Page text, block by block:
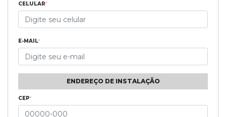
CELULAR*
E-MAIL*
ENDEREÇO DE INSTALAÇÃO
CEP*